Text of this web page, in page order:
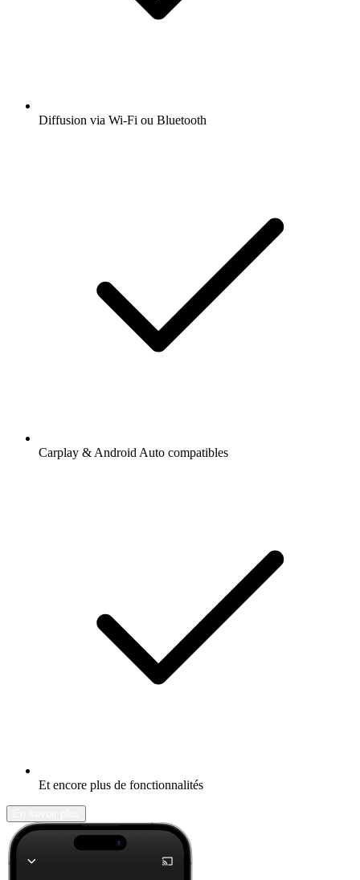
Diffusion via Wi-Fi ou Bluetooth
Carplay & Android Auto compatibles
Et encore plus de fonctionnalités